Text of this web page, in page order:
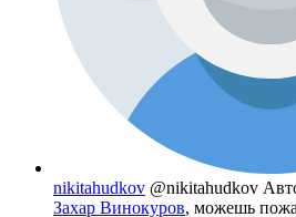
nikitahudkov @nikitahudkov
Захар Винокуров, можешь